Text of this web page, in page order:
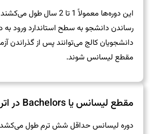
این دوره‌ها معمولاً 1 تا 2
رساندن دانشجو به سطح استاندارد ورود
دانشجویان کالج می‌توانند پس از گذراندن
مقطع لیسانس شوند.
مقطع لیسانس یا Bachelors در اتریش